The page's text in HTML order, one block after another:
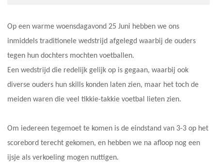
Op een warme woensdagavond 25 Juni hebben we ons
inmiddels traditionele wedstrijd afgelegd waarbij de ouders
tegen hun dochters mochten voetballen.
Een wedstrijd die redelijk gelijk op is gegaan, waarbij ook
diverse ouders hun skills konden laten zien, maar het toch de
meiden waren die veel tikkie-takkie voetbal lieten zien.
Om iedereen tegemoet te komen is de eindstand van 3-3 op het
scorebord terecht gekomen, en hebben we na afloop nog een
ijsje als verkoeling mogen nuttigen.